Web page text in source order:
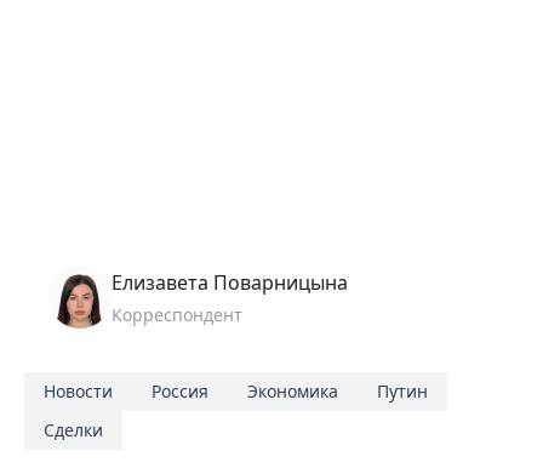
Елизавета Поварницына
Корреспондент
Новости Россия Экономика
Путин
Сделки